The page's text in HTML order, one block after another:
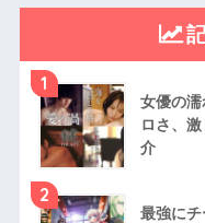
1
女優の
ロさ、
介
2
最強に